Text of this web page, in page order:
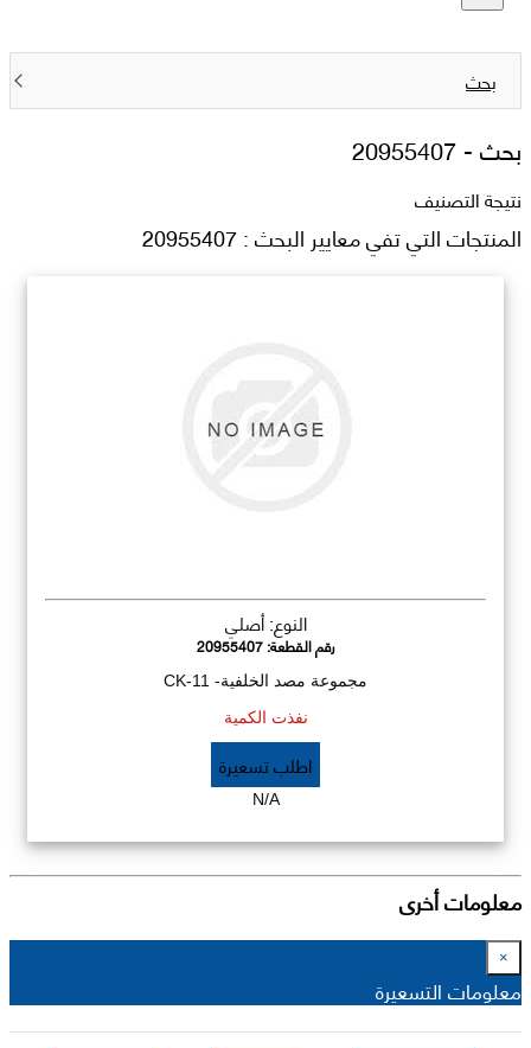
بحث
بحث -20955407
نتيجة التصنيف
المنتجات التي تفي معايير البحث : 20955407
النوع: أصلي
رقم القطعة:20955407
مجموعة مصد الخلفية- CK-11
نفذت الكمية
اطلب تسعيرة
N/A
معلومات أخرى
×
معلومات التسعيرة